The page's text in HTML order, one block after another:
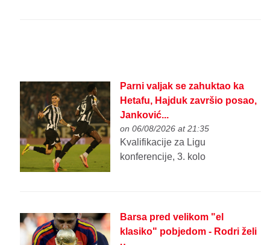
Parni valjak se zahuktao ka
Hetafu, Hajduk završio posao,
Janković...
on 06/08/2026 at 21:35
Kvalifikacije za Ligu
konferencije, 3. kolo
Barsa pred velikom "el
klasiko" pobjedom - Rodri želi